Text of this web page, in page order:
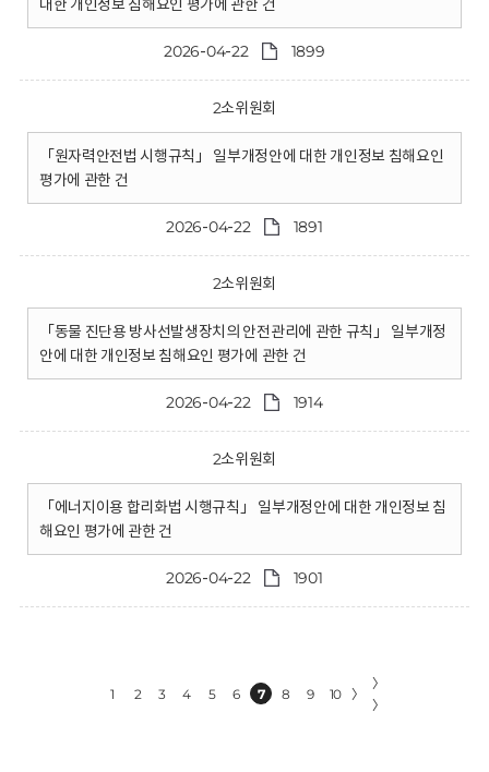
대한 개인정보 침해요인 평가에 관한 건
2026-04-22 1899
2소위원회
「원자력안전법 시행규칙」 일부개정안에 대한 개인정보 침해요인
평가에 관한 건
2026-04-22 1891
2소위원회
「동물 진단용 방사선발생장치의 안전관리에 관한 규칙」 일부개정
안에 대한 개인정보 침해요인 평가에 관한 건
2026-04-22 1914
2소위원회
「에너지이용 합리화법 시행규칙」 일부개정안에 대한 개인정보 침
해요인 평가에 관한 건
2026-04-22 1901
1 2 3 4 5 6 7 8 9 10 〉
〉
〉